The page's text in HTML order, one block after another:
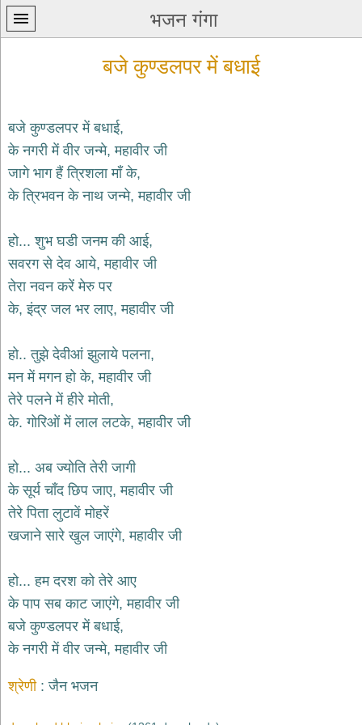
भजन गंगा
प्रथम
पन्ना
home
भजन
krishna
bhajans
शिव
भजन
shiv
हनुमान
भजन
hanuman
bhajans
साईं
bhajans
जैन
भजन
jain
bhajans
भजन
durga
bhajans
गणेश
भजन
bhajans
बजे कुण्डलपर में बधाई
बजे कुण्डलपर में बधाई,
के नगरी में वीर जन्मे, महावीर जी
जागे भाग हैं त्रिशला माँ के,
के त्रिभवन के नाथ जन्मे, महावीर जी
हो... शुभ घडी जनम की आई,
सवरग से देव आये, महावीर जी
तेरा नवन करें मेरु पर
के, इंद्र जल भर लाए, महावीर जी
हो.. तुझे देवीआं झुलाये पलना,
मन में मगन हो के, महावीर जी
तेरे पलने में हीरे मोती,
के. गोरिओं में लाल लटके, महावीर जी
हो... अब ज्योति तेरी जागी
के सूर्य चाँद छिप जाए, महावीर जी
तेरे पिता लुटावें मोहरें
खजाने सारे खुल जाएंगे, महावीर जी
हो... हम दरश को तेरे आए
के पाप सब काट जाएंगे, महावीर जी
बजे कुण्डलपर में बधाई,
के नगरी में वीर जन्मे, महावीर जी
श्रेणी जैन भजन